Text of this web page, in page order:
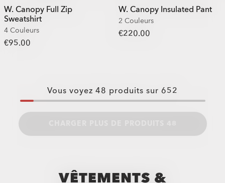
W. Canopy Full Zip
Sweatshirt
4 Couleurs
€95.00
W. Canopy Insulated Pant
2 Couleurs
€220.00
Vous voyez 48 produits sur 652
VÊTEMENTS &